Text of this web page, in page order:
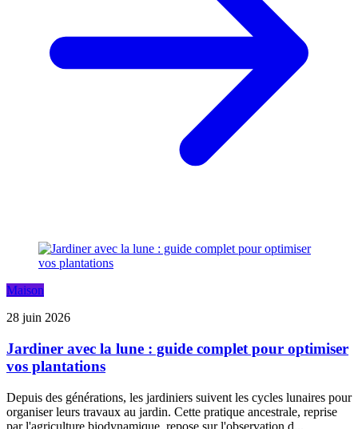
Maison
28 juin 2026
Jardiner avec la lune : guide complet pour optimiser
vos plantations
Depuis des générations, les jardiniers suivent les cycles lunaires pour
organiser leurs travaux au jardin. Cette pratique ancestrale, reprise
par l'agriculture biodynamique, repose sur l'observation d...